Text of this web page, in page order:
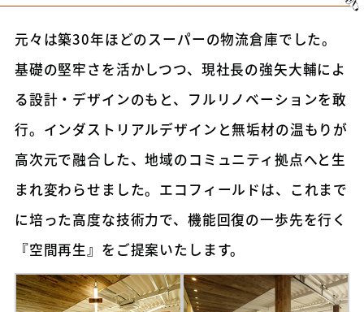
元々は築30年ほどのスーパーの物流倉庫でした。
基礎の堅牢さを活かしつつ、現社長の強矢大輔によ
る設計・デザインのもと、フルリノベーションを敢
行。インダストリアルデザインと無垢材の温もりが
高次元で融合した、地域のコミュニティ拠点へと生
まれ変わらせました。エコフィールドは、これまで
に培った高度な技術力で、機能回復の一歩先を行く
『空間再生』をご提案いたします。